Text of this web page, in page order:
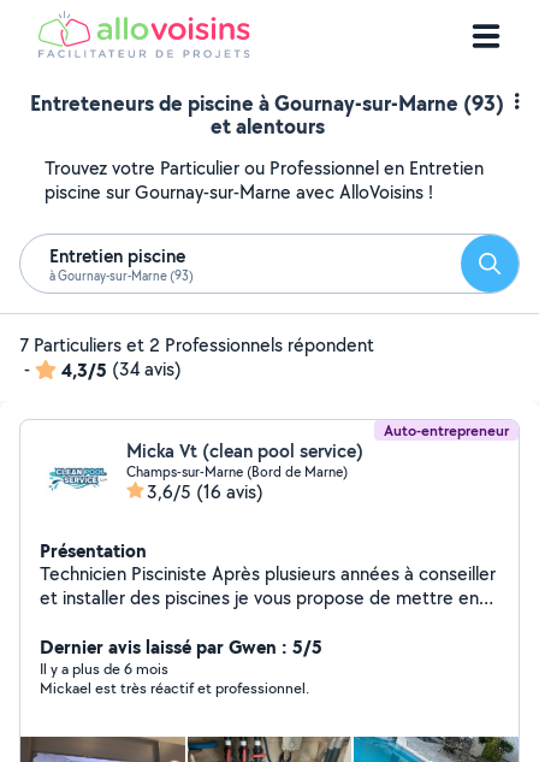
Entreteneurs de piscine à Gournay-sur-Marne (93)
et alentours
Trouvez votre Particulier ou Professionnel en Entretien
piscine sur Gournay-sur-Marne avec AlloVoisins !
Entretien piscine
à Gournay-sur-Marne (93)
7 Particuliers et 2 Professionnels répondent
-
4,3/5 (34 avis)
Auto-entrepreneur
Micka Vt (clean pool service)
Champs-sur-Marne (Bord de Marne)
3,6/5 (16 avis)
Présentation
Technicien Pisciniste Après plusieurs années à conseiller
et installer des piscines je vous propose de mettre en
trouver ensemble une solution. Disponible attentif et
professionnel vous ne serez pas déçus ! À bientôt
Dernier avis laissé par Gwen : 5/5
Il y a plus de 6 mois
Mickael est très réactif et professionnel.